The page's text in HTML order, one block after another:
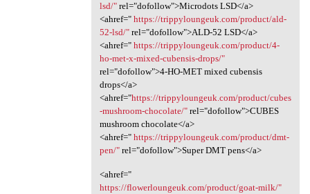
lsd/"rel="dofollow">Microdots LSD</a>
<ahref=" https://trippyloungeuk.com/product/ald-
52-lsd/"rel="dofollow">ALD-52 LSD</a>
<ahref=" https://trippyloungeuk.com/product/4-
ho-met-x-mixed-cubensis-drops/"
rel="dofollow">4-HO-MET mixed cubensis
drops</a>
<ahref="https://trippyloungeuk.com/product/cubes
-mushroom-chocolate/"rel="dofollow">CUBES
mushroom chocolate</a>
<ahref=" https://trippyloungeuk.com/product/dmt-
pen/"rel="dofollow">Super DMT pens</a>
<ahref="
https://flowerloungeuk.com/product/goat-milk/"